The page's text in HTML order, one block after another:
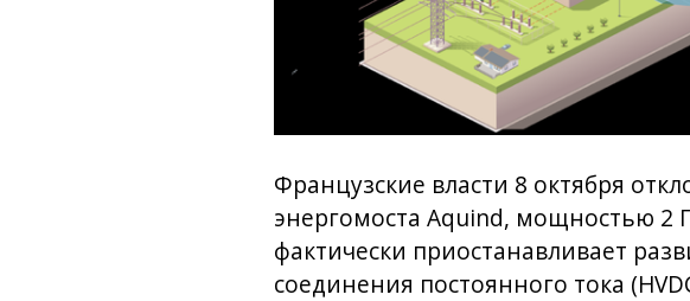
Французские власти 8 октября
энергомоста Aquind, мощностью 2
фактически приостанавливает
соединения постоянного тока